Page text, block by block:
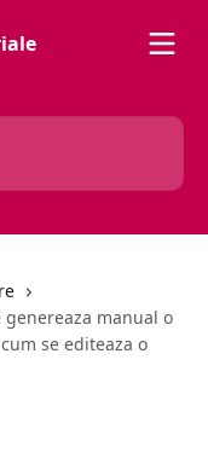
manual o
se editeaza o